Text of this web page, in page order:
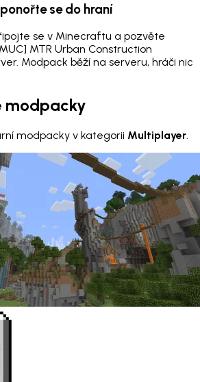
se do hraní
se v Minecraftu a pozvěte
MTR Urban Construction
Modpack běží na serveru, hráči nic
modpacky
modpacky v kategorii Multiplayer.